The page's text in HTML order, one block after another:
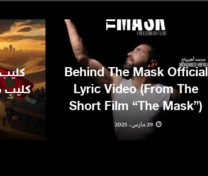
Behind The Mask Official
Lyric Video (From The
Short Film “The Mask”)
29 مارس، 2025
كليب